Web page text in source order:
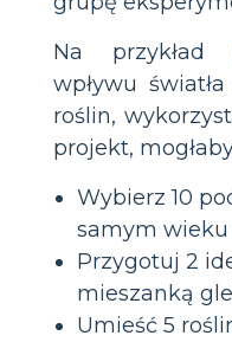
Na przykład
wpływu
roślin,
projekt,
Wybierz 10
samym
Przygotuj 2
mieszanką
Umieść 5